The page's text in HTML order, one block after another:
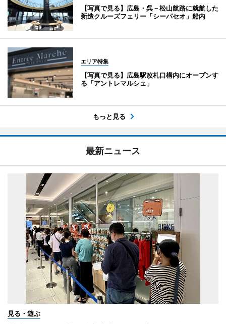
【写真で見る】広島・呉－松山航路に就航した
新造クルーズフェリー「シーパセオ」船内
エリア特集
【写真で見る】広島駅改札口構内にオープンす
る「アントレマルシェ」
もっと見る
最新ニュース
見る・遊ぶ